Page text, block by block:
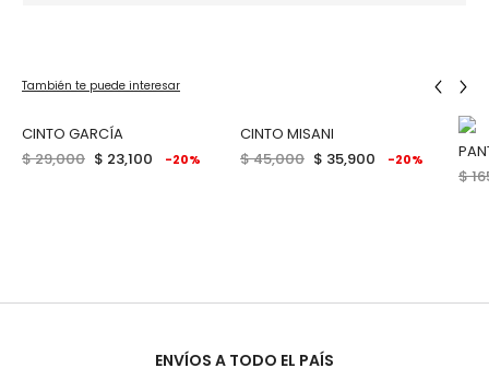
También te puede interesar
CINTO GARCÍA
$ 29,000 $ 23,100 -20%
CINTO MISANI
$ 45,000 $ 35,900 -20%
$
ENVÍOS A TODO EL PAÍS